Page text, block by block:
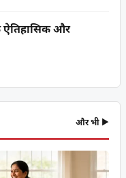
ऐतिहासिक और
और भी ▶